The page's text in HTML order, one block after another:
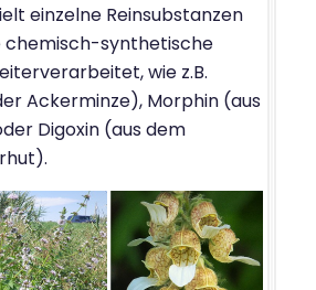
einzelne Reinsubstanzen
chemisch-synthetische
wie z.B.
Ackerminze), Morphin (aus
Digoxin (aus dem